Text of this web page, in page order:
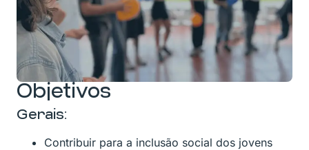
Objetivos
Gerais:
Contribuir para a inclusão social dos jovens